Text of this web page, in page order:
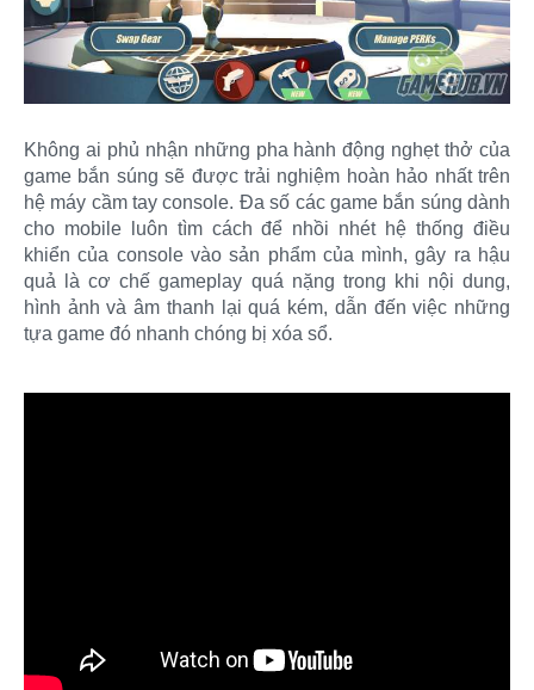
Không ai phủ nhận những pha hành động nghẹt thở của
game bắn súng sẽ được trải nghiệm hoàn hảo nhất trên
hệ máy cầm tay console. Đa số các game bắn súng dành
cho mobile luôn tìm cách để nhồi nhét hệ thống điều
khiển của console vào sản phẩm của mình, gây ra hậu
quả là cơ chế gameplay quá nặng trong khi nội dung,
hình ảnh và âm thanh lại quá kém, dẫn đến việc những
tựa game đó nhanh chóng bị xóa sổ.